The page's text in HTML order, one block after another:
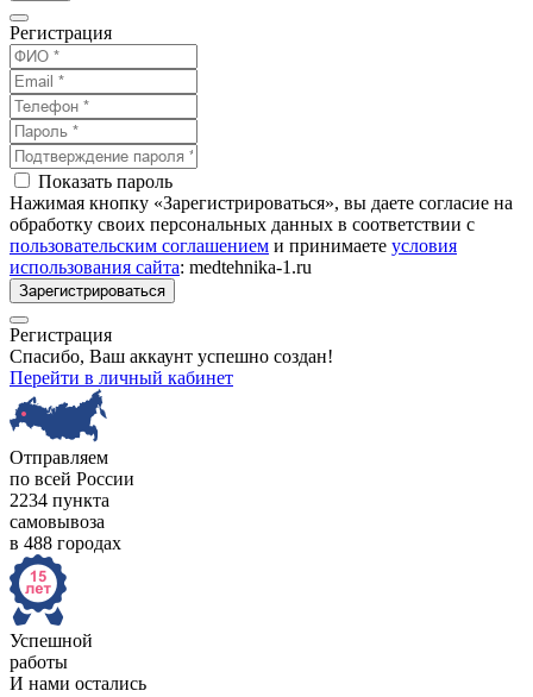
Регистрация
Показать пароль
Нажимая кнопку «Зарегистрироваться», вы даете согласие на
обработку своих персональных данных в соответствии с
пользовательским соглашением и принимаете условия
использования сайта: medtehnika-1.ru
Зарегистрироваться
Регистрация
Спасибо, Ваш аккаунт успешно создан!
Перейти в личный кабинет
Отправляем
по всей России
2234 пункта
самовывоза
в 488 городах
Успешной
работы
И нами остались